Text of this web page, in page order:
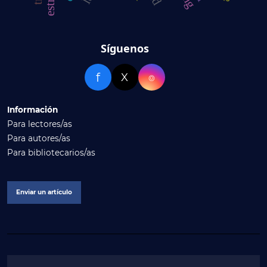
Síguenos
f X ⌾
Información
Para lectores/as
Para autores/as
Para bibliotecarios/as
Enviar un artículo